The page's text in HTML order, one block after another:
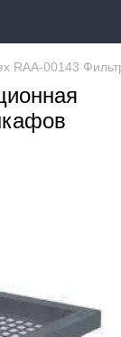
RAA-00143